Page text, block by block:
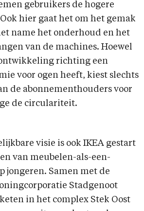
gebruikers de hogere
hier gaat het om het gemak
name het onderhoud en het
van de machines. Hoewel
richting een
voor ogen heeft, kiest slechts
de abonnementhouders voor
de circulariteit.
visie is ook IKEA gestart
van meubelen-als-een-
jongeren. Samen met de
Stadgenoot
in het complex Stek Oost